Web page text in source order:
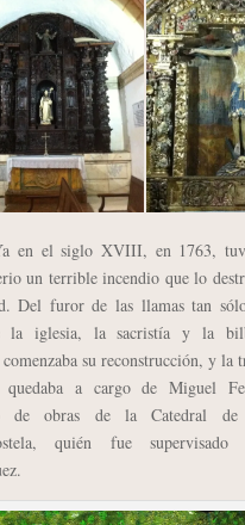
el siglo XVIII, en 1763,
un terrible incendio que lo
Del furor de las llamas tan
la iglesia, la sacristía y la
comenzaba su reconstrucción, y la
quedaba a cargo de Miguel
de obras de la Catedral de
quién fue